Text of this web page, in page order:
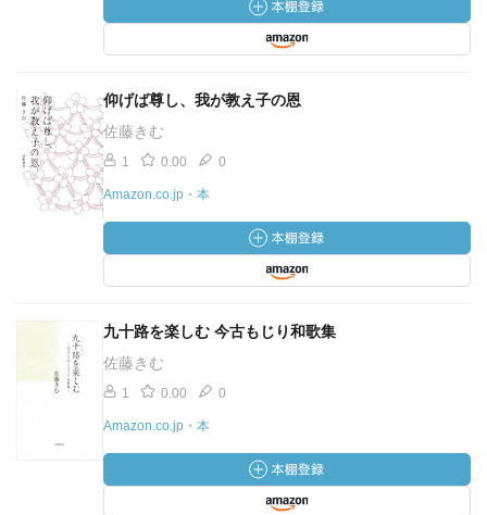
仰げば尊し、我が教え子の恩
佐藤きむ
1 0.00 0
Amazon.co.jp・本
九十路を楽しむ 今古もじり和歌集
佐藤きむ
1 0.00 0
Amazon.co.jp・本